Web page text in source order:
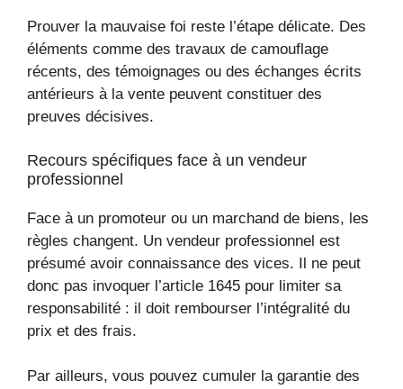
Prouver la mauvaise foi reste l’étape délicate. Des
éléments comme des travaux de camouflage
récents, des témoignages ou des échanges écrits
antérieurs à la vente peuvent constituer des
preuves décisives.
Recours spécifiques face à un vendeur
professionnel
Face à un promoteur ou un marchand de biens, les
règles changent. Un vendeur professionnel est
présumé avoir connaissance des vices. Il ne peut
donc pas invoquer l’article 1645 pour limiter sa
responsabilité : il doit rembourser l’intégralité du
prix et des frais.
Par ailleurs, vous pouvez cumuler la garantie des